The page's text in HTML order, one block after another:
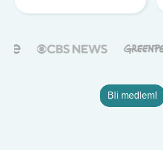
Bli medlem!